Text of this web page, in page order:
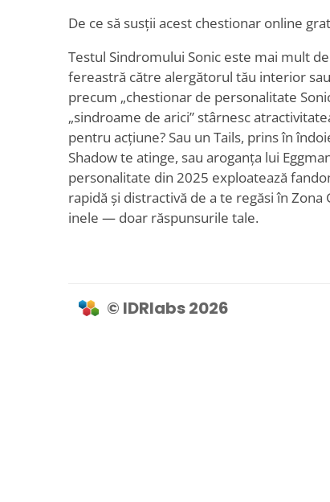
De ce să susții acest chestionar online
Testul Sindromului Sonic este mai mult
fereastră către alergătorul tău interior
precum „chestionar de personalitate
„sindroame de arici” stârnesc
pentru acțiune? Sau un Tails, prins în
Shadow te atinge, sau aroganța lui
personalitate din 2025 exploatează
rapidă și distractivă de a te regăsi în
inele — doar răspunsurile tale.
© IDRlabs 2026